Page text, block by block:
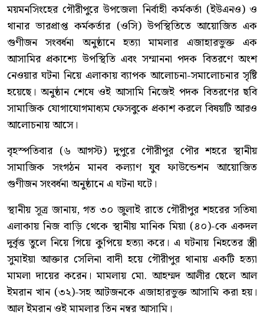
ময়মনসিংহের গৌরীপুরে উপজেলা নির্বাহী কর্মকর্তা (ইউএনও) ও
থানার ভারপ্রাপ্ত কর্মকর্তার (ওসি) উপস্থিতিতে আয়োজিত এক
গুণীজন সংবর্ধনা অনুষ্ঠানে হত্যা মামলার এজাহারভুক্ত এক
আসামির প্রকাশ্যে উপস্থিতি এবং সম্মাননা পদক বিতরণে অংশ
নেওয়ার ঘটনা নিয়ে এলাকায় ব্যাপক আলোচনা-সমালোচনার সৃষ্টি
হয়েছে। অনুষ্ঠান শেষে ওই আসামি নিজেই পদক বিতরণের ছবি
সামাজিক যোগাযোগমাধ্যম ফেসবুকে প্রকাশ করলে বিষয়টি আরও
আলোচনায় আসে।
বৃহস্পতিবার (৬ আগস্ট) দুপুরে গৌরীপুর পৌর শহরে স্থানীয়
সামাজিক সংগঠন মানব কল্যাণ যুব ফাউন্ডেশন আয়োজিত
গুণীজন সংবর্ধনা অনুষ্ঠানে এ ঘটনা ঘটে।
স্থানীয় সূত্র জানায়, গত ৩০ জুলাই রাতে গৌরীপুর শহরের সতিষা
এলাকায় নিজ বাড়ি থেকে স্থানীয় মানিক মিয়া (৪০)-কে একদল
দুর্বৃত্ত তুলে নিয়ে গিয়ে কুপিয়ে হত্যা করে। এ ঘটনায় নিহতের স্ত্রী
সুমাইয়া আক্তার সেলিনা বাদী হয়ে গৌরীপুর থানায় একটি হত্যা
মামলা দায়ের করেন। মামলায় মো. আহম্মদ আলীর ছেলে আল
ইমরান খান (৩২)-সহ আটজনকে এজাহারভুক্ত আসামি করা হয়।
আল ইমরান ওই মামলার তিন নম্বর আসামি।